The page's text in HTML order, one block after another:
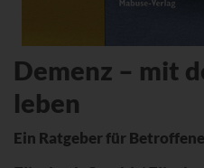
Demenz – mit
leben
Ein Ratgeber für Betroffene